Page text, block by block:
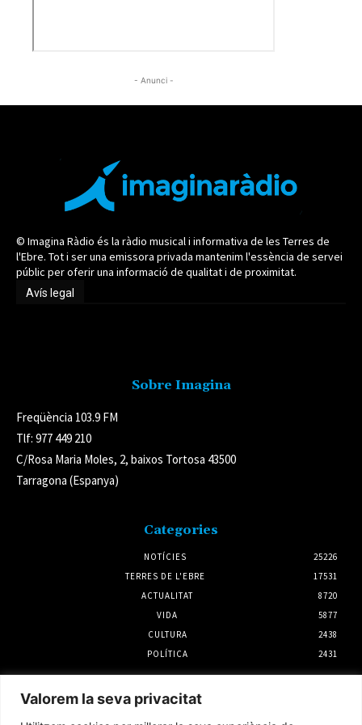
Valorem la seva privacitat
- Anunci -
© Imagina Ràdio és la ràdio musical i informativa de les Terres de
l'Ebre. Tot i ser una emissora privada mantenim l'essència de servei
públic per oferir una informació de qualitat i de proximitat.
Avís legal
Sobre Imagina
Freqüència 103.9 FM
Tlf: 977 449 210
C/Rosa Maria Moles, 2, baixos Tortosa 43500
Tarragona (Espanya)
Categories
NOTÍCIES
25226
TERRES DE L'EBRE
17531
ACTUALITAT
8720
VIDA
5877
CULTURA
2438
POLÍTICA
2431
Ecologistes en Acció critica que el CSN